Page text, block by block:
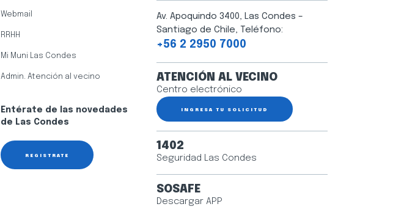
Webmail
RRHH
Mi Muni Las Condes
Admin. Atención al vecino
Entérate de las novedades
de Las Condes
REGÍSTRATE
Av. Apoquindo 3400, Las Condes –
Santiago de Chile, Teléfono:
+56 2 2950 7000
ATENCIÓN AL VECINO
Centro electrónico
INGRESA TU SOLICITUD
1402
Seguridad Las Condes
SOSAFE
Descargar APP